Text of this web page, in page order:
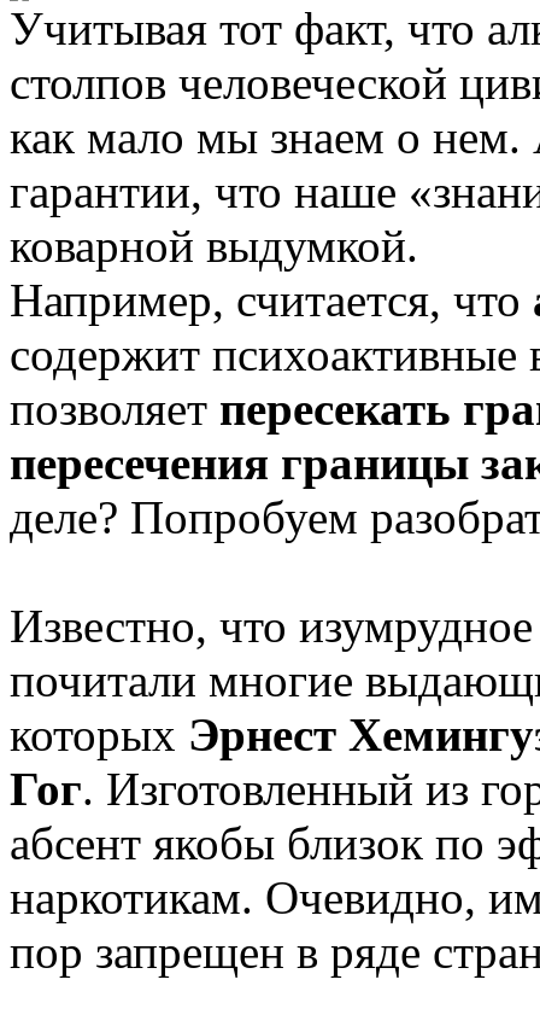
Учитывая тот факт, что
столпов человеческой
как мало мы знаем о нем.
гарантии, что наше
коварной выдумкой.
Например, считается, что
содержит психоактивные
позволяет пересекать
пересечения границы
деле? Попробуем
Известно, что
почитали многие
которых Эрнест
Гог. Изготовленный из
абсент якобы близок по
наркотикам. Очевидно,
пор запрещен в ряде